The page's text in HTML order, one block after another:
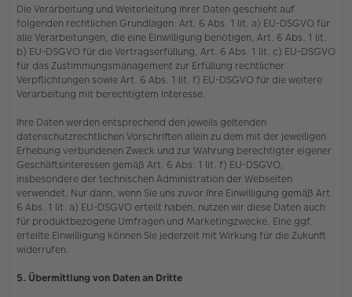
Die Verarbeitung und Weiterleitung Ihrer Daten geschieht auf
folgenden rechtlichen Grundlagen: Art. 6 Abs. 1 lit. a) EU-DSGVO für
alle Verarbeitungen, die eine Einwilligung benötigen, Art. 6 Abs. 1 lit.
b) EU-DSGVO für die Vertragserfüllung, Art. 6 Abs. 1 lit. c) EU-DSGVO
für das Zustimmungsmanagement zur Erfüllung rechtlicher
Verpflichtungen sowie Art. 6 Abs. 1 lit. f) EU-DSGVO für die weitere
Verarbeitung mit berechtigtem Interesse.
Ihre Daten werden entsprechend den jeweils geltenden
datenschutzrechtlichen Vorschriften allein zu dem mit der jeweiligen
Erhebung verbundenen Zweck und zur Wahrung berechtigter eigener
Geschäftsinteressen gemäß Art. 6 Abs. 1 lit. f) EU-DSGVO,
insbesondere der technischen Administration der Webseiten
verwendet. Nur dann, wenn Sie uns zuvor Ihre Einwilligung gemäß Art.
6 Abs. 1 lit. a) EU-DSGVO erteilt haben, nutzen wir diese Daten auch
für produktbezogene Umfragen und Marketingzwecke. Eine ggf.
erteilte Einwilligung können Sie jederzeit mit Wirkung für die Zukunft
widerrufen.
5. Übermittlung von Daten an Dritte